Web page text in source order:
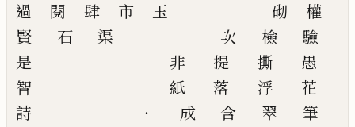
過
閱 肆 市 玉 砌
權
賢
石 渠 次 檢
驗
是
非 提 撕
愚
智
紙 落 浮
花
詩
‧ 成 含 翠
筆